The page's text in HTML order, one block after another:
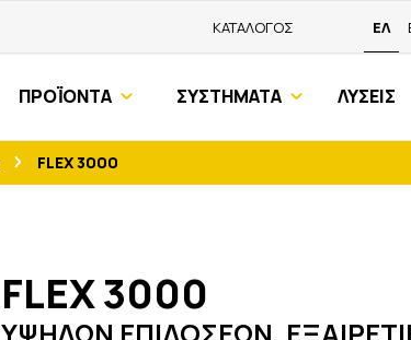
ΚΑΤΑΛΟΓΟΣ ΕΛ
ΠΡΟΪΟΝΤΑ ΣΥΣΤΗΜΑΤΑ ΛΥΣΕΙΣ
FLEX 3000
FLEX 3000